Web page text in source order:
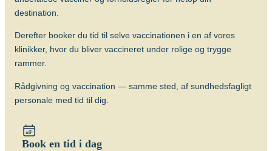
TB-meningitis) og effekten hos voksne er
der er stor risiko for at blive smittet med
de særlige resistente former for TB.
Tuberkulose
BCG vaccine (BCG Vaccine “AJ
destination.
Derefter booker du tid til selve vaccinationen i en af vores
klinikker, hvor du bliver vaccineret under rolige og trygge
rammer.
Rådgivning og vaccination — samme sted, af sundhedsfagligt
personale med tid til dig.
Book en tid i dag